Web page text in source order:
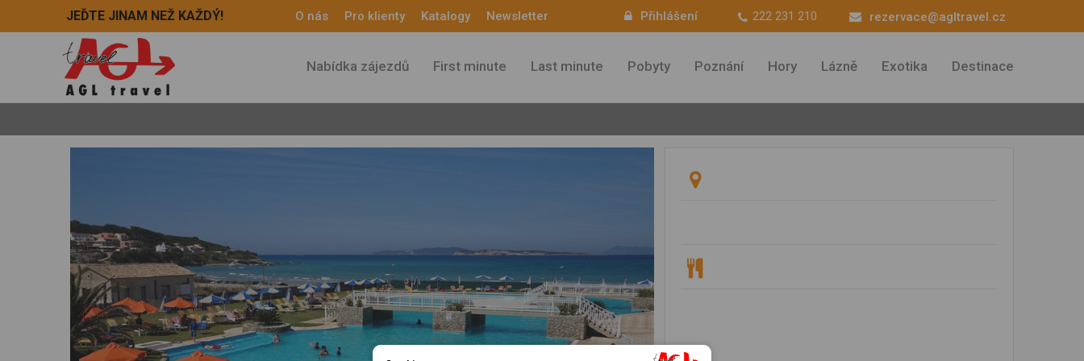
JEĎTE JINAM NEŽ KAŽDÝ! rezervace@agltravel.cz
222 231 210
Přihlášení
Newsletter
Katalogy
Pro klienty
O nás
Nabídka zájezdů First minute Last minute Pobyty Poznání Hory Lázně Exotika Destinace